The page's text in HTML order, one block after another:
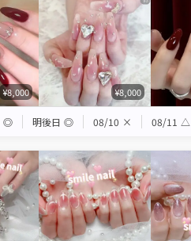
¥8,000 ¥8,000
◎ 明後日 ◎ 08/10 × 08/11 △